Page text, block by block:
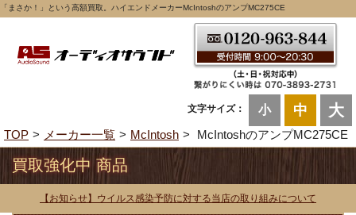
「まさか！」という高額買取。ハイエンドメーカーMcIntoshのアンプMC275CE
文字サイズ： 小 中 大
TOP メーカー一覧 McIntosh McIntoshのアンプMC275CE
買取強化中 商品
【お知らせ】ウイルス感染予防に対する当店の取り組みについて